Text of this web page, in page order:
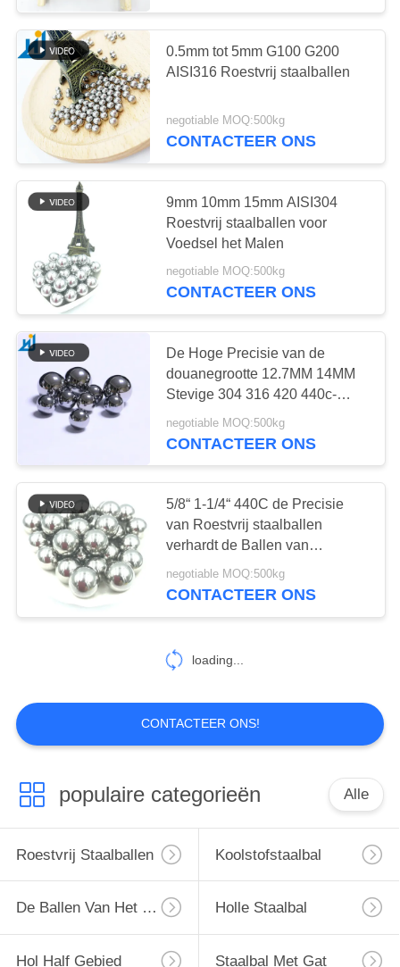
0.5mm tot 5mm G100 G200
AISI316 Roestvrij staalballen
negotiable MOQ:500kg
CONTACTEER ONS
9mm 10mm 15mm AISI304
Roestvrij staalballen voor
Voedsel het Malen
negotiable MOQ:500kg
CONTACTEER ONS
De Hoge Precisie van de
douanegrootte 12.7MM 14MM
Stevige 304 316 420 440c-
Roestvrij staalbal
negotiable MOQ:500kg
CONTACTEER ONS
5/8“ 1-1/4“ 440C de Precisie
van Roestvrij staalballen
verhardt de Ballen van
Magentic van de Staalbal
negotiable MOQ:500kg
CONTACTEER ONS
loading...
CONTACTEER ONS!
populaire categorieën Alle
Roestvrij Staalballen Koolstofstaalbal
De Ballen Van Het Chroomstaal Holle Staalbal
Hol Half Gebied Staalbal Met Gat